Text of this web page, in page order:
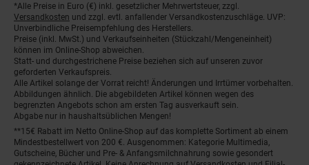
Fußnoten
*Alle Preise in Euro (€) inkl. gesetzlicher Mehrwertsteuer, zzgl.
Versandkosten und zzgl. evtl. anfallender Versandkostenzuschläge. UVP:
Unverbindliche Preisempfehlung des Herstellers.
Preise (inkl. MwSt.) und Verkaufseinheiten (Stückzahl/Mengeneinheit)
können im Online-Shop abweichen.
Statt- und durchgestrichene Preise beziehen sich auf unseren zuvor
geforderten Verkaufspreis.
Alle Artikel solange der Vorrat reicht! Änderungen und Irrtümer vorbehalten.
Abbildungen ähnlich. Die abgebildeten Artikel können wegen des
begrenzten Angebots schon am ersten Tag ausverkauft sein.
Abgabe nur in haushaltsüblichen Mengen!
**15€ Rabatt im Netto Online-Shop auf das komplette Sortiment ab einem
Mindestbestellwert von 200 €. Ausgenommen: Kategorie Multimedia,
Gutscheine, Bücher und Pre- & Anfangsmilchnahrung sowie gesondert